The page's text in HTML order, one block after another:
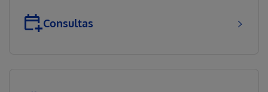
Consultas